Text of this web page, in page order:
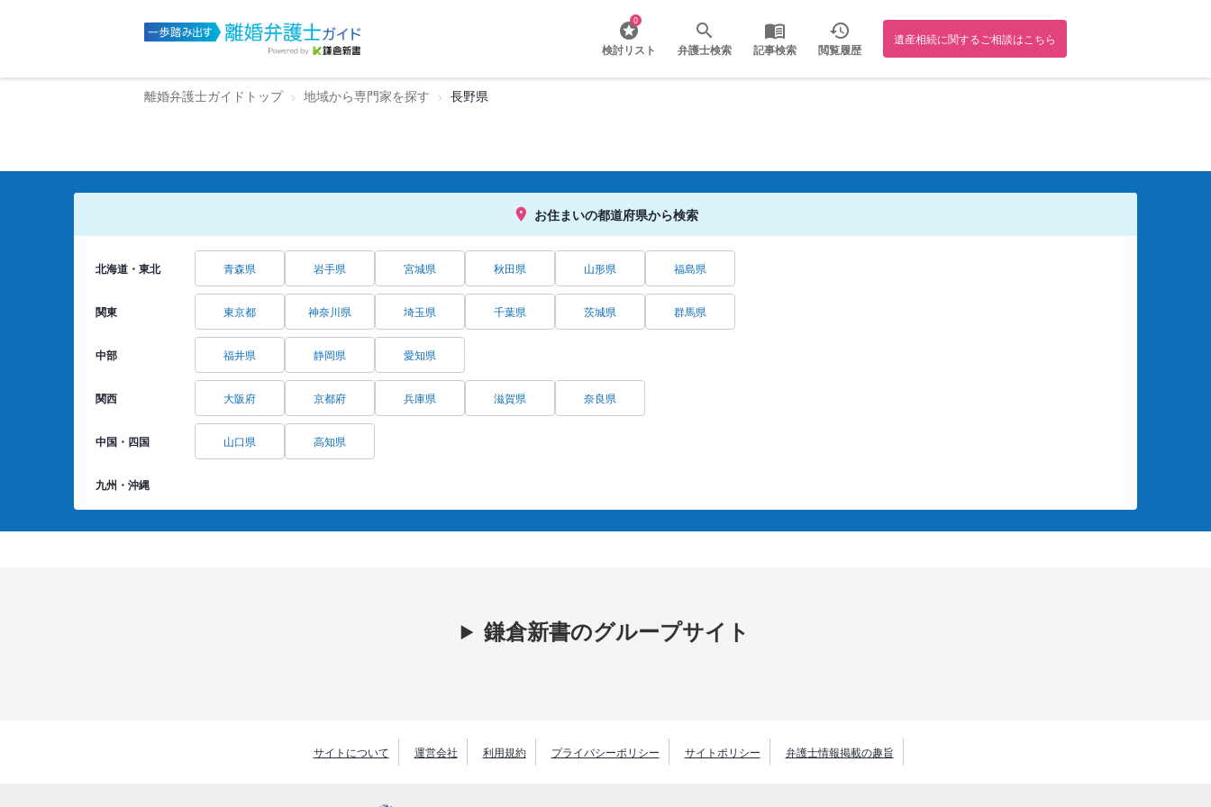
0
検討リスト 弁護士検索 記事検索 閲覧履歴
遺産相続に関するご相談はこちら
離婚弁護士ガイドトップ 地域から専門家を探す 長野県
お住まいの都道府県から検索
北海道・東北 青森県 岩手県 宮城県 秋田県 山形県 福島県
関東 東京都 神奈川県 埼玉県 千葉県 茨城県 群馬県
中部 福井県 静岡県 愛知県
関西 大阪府 京都府 兵庫県 滋賀県 奈良県
中国・四国 山口県 高知県
九州・沖縄
鎌倉新書のグループサイト
サイトについて 運営会社 利用規約 プライバシーポリシー サイトポリシー 弁護士情報掲載の趣旨